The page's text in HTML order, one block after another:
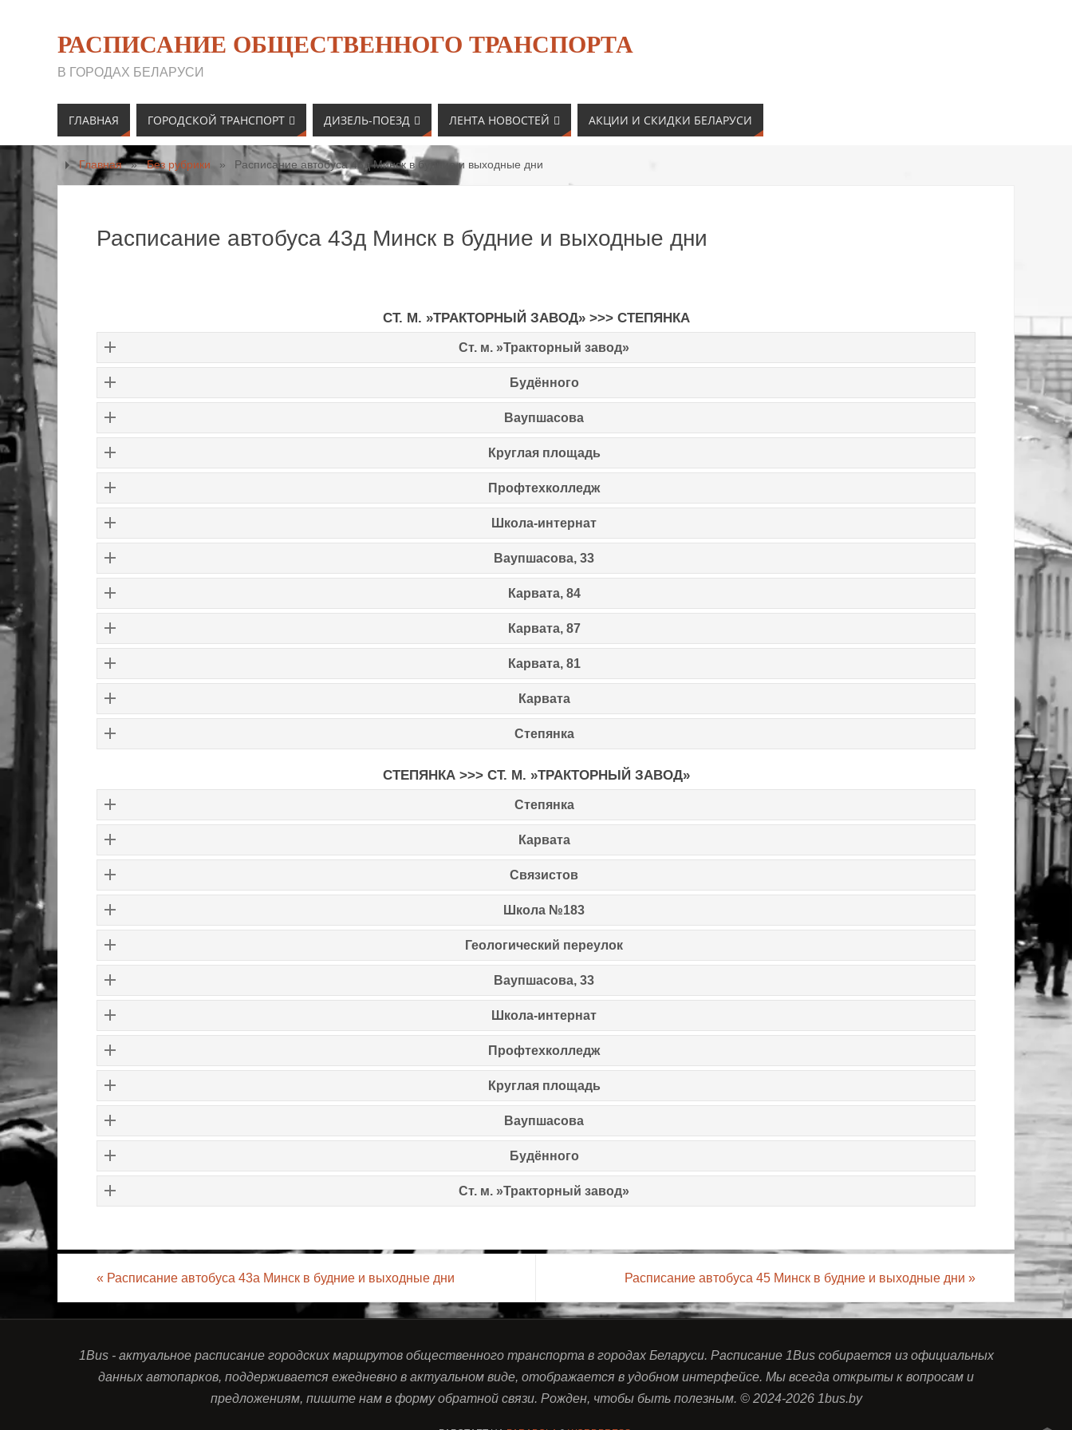
РАСПИСАНИЕ ОБЩЕСТВЕННОГО ТРАНСПОРТА
В ГОРОДАХ БЕЛАРУСИ
ГЛАВНАЯ ГОРОДСКОЙ ТРАНСПОРТ ДИЗЕЛЬ-ПОЕЗД ЛЕНТА НОВОСТЕЙ АКЦИИ И СКИДКИ БЕЛАРУСИ
Главная » Без рубрики » Расписание автобуса 43д Минск в будние и выходные дни
Расписание автобуса 43д Минск в будние и выходные дни
СТ. М. »ТРАКТОРНЫЙ ЗАВОД» >>> СТЕПЯНКА
Ст. м. »Тракторный завод»
Будённого
Ваупшасова
Круглая площадь
Профтехколледж
Школа-интернат
Ваупшасова, 33
Карвата, 84
Карвата, 87
Карвата, 81
Карвата
Степянка
СТЕПЯНКА >>> СТ. М. »ТРАКТОРНЫЙ ЗАВОД»
Степянка
Карвата
Связистов
Школа №183
Геологический переулок
Ваупшасова, 33
Школа-интернат
Профтехколледж
Круглая площадь
Ваупшасова
Будённого
Ст. м. »Тракторный завод»
« Расписание автобуса 43а Минск в будние и выходные дни Расписание автобуса 45 Минск в будние и выходные дни »
1Bus - актуальное расписание городских маршрутов общественного транспорта в городах Беларуси. Расписание 1Bus собирается из официальных
данных автопарков, поддерживается ежедневно в актуальном виде, отображается в удобном интерфейсе. Мы всегда открыты к вопросам и
предложениям, пишите нам в форму обратной связи. Рожден, чтобы быть полезным. © 2024-2026 1bus.by